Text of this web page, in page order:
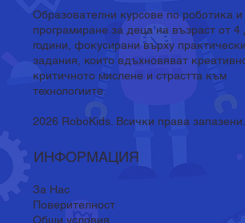
Образователни курсове по роботика и
програмиране за деца на възраст от 4
години, фокусирани върху практически
задания, които вдъхновяват
критичното мислене и страстта към
технологиите.
2026 RoboKids. Всички права запазени.
ИНФОРМАЦИЯ
За Нас
Поверителност
Общи условия